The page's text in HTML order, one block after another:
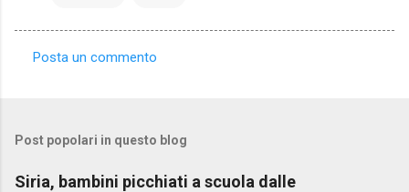
e
Posta un commento
Post popolari in questo blog
Siria, bambini picchiati a scuola dalle